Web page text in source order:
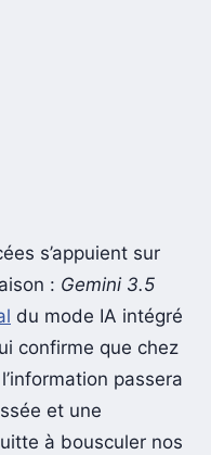
s’appuient sur
: Gemini 3.5
du mode IA intégré
confirme que chez
passera
et une
à bousculer nos